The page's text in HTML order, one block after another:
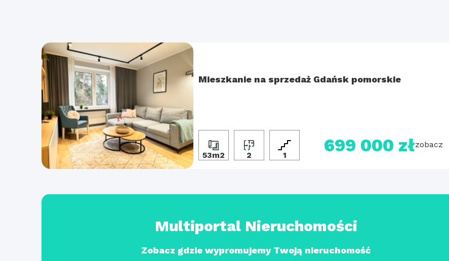
Mieszkanie na sprzedaż Gdańsk pomorskie
53m2 2 1 699 000 złzobacz
Multiportal Nieruchomości
Zobacz gdzie wypromujemy Twoją nieruchomość